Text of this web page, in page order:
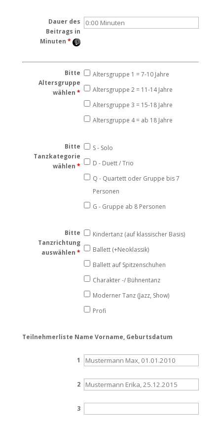
Dauer des
Beitrags in
Minuten*
Bitte
Altersgruppe
wählen*
Altersgruppe 1 = 7-10 Jahre
Altersgruppe 2 = 11-14 Jahre
Altersgruppe 3 = 15-18 Jahre
Altersgruppe 4 = ab 18 Jahre
Bitte
Tanzkategorie
wählen*
S - Solo
D - Duett / Trio
Q - Quartett oder Gruppe bis 7
Personen
G - Gruppe ab 8 Personen
Bitte
Tanzrichtung
auswählen*
Kindertanz (auf klassischer Basis)
Ballett (+Neoklassik)
Ballett auf Spitzenschuhen
Charakter -/ Bühnentanz
Moderner Tanz (Jazz, Show)
Profi
Teilnehmerliste Name Vorname, Geburtsdatum
1
2
3